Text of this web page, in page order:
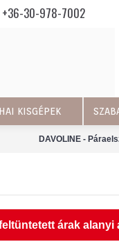
+36-30-978-7002
KISGÉPEK
DAVOLINE -
árak alanyi